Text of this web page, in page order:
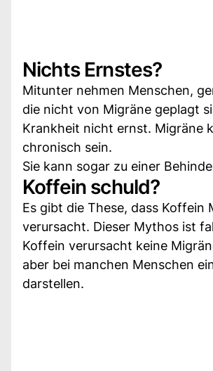
Nichts Ernstes?
Mitunter nehmen Menschen,
die nicht von Migräne geplagt
Krankheit nicht ernst. Migräne
chronisch sein.
Sie kann sogar zu einer
Koffein schuld?
Es gibt die These, dass Koffein
verursacht. Dieser Mythos ist
Koffein verursacht keine
aber bei manchen Menschen
darstellen.